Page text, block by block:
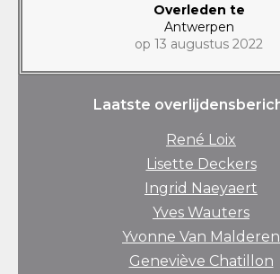
Overleden te
Antwerpen
op 13 augustus 2022
Laatste
René Loix
Lisette Deckers
Ingrid Naeyaert
Yves Wauters
Yvonne Van Malderen
Geneviève Chatillon